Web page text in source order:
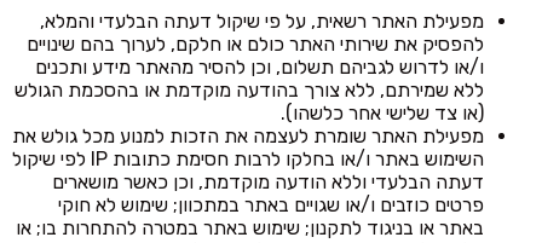
מפעילת האתר רשאית, על פי שיקול דעתה הבלעדי והמלא,
להפסיק את שירותי האתר כולם או חלקם, לערוך בהם שינויים
ו/או לדרוש לגביהם תשלום, וכן להסיר מהאתר מידע ותכנים
ללא שמירתם, ללא צורך בהודעה מוקדמת או בהסכמת הגולש
(או צד שלישי אחר כלשהו).
מפעילת האתר שומרת לעצמה את הזכות למנוע מכל גולש את
השימוש באתר ו/או בחלקו לרבות חסימת כתובות IP לפי שיקול
דעתה הבלעדי וללא הודעה מוקדמת, וכן כאשר מושארים
פרטים כוזבים ו/או שגויים באתר במתכוון; שימוש לא חוקי
באתר או בניגוד לתקנון; שימוש באתר במטרה להתחרות בו; או